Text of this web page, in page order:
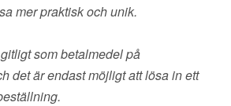
mer praktisk och unik.
som betalmedel på
det är endast möjligt att lösa in ett